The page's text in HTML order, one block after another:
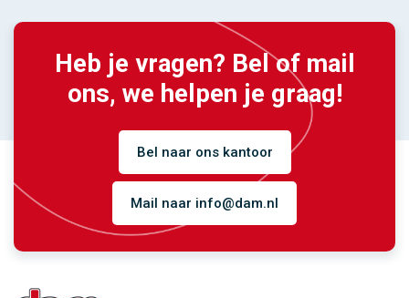
Heb je vragen? Bel of mail
ons, we helpen je graag!
Bel naar ons kantoor
Mail naar info@dam.nl